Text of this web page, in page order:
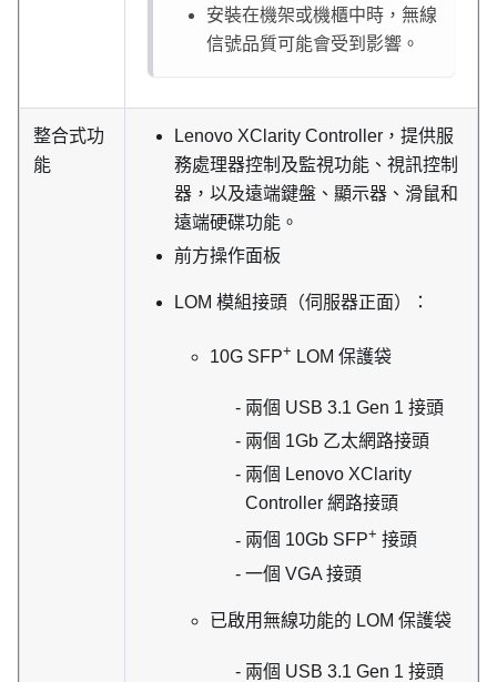
安裝在機架或機櫃中時，無線
信號品質可能會受到影響。
整合式功
能
Lenovo XClarity Controller ，提供服
務處理器控制及監視功能、視訊控制
器，以及遠端鍵盤、顯示器、滑鼠和
遠端硬碟功能。
前方操作面板
LOM 模組接頭（伺服器正面）：
10G SFP+ LOM 保護袋
兩個 USB 3.1 Gen 1 接頭
兩個 1Gb 乙太網路接頭
兩個 Lenovo XClarity
Controller 網路接頭
兩個 10Gb SFP+ 接頭
一個 VGA 接頭
已啟用無線功能的 LOM 保護袋
兩個 USB 3.1 Gen 1 接頭